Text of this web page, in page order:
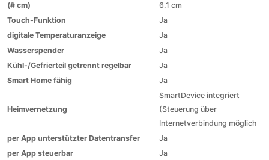
(# cm)
6.1 cm
Touch-Funktion
Ja
digitale Temperaturanzeige
Ja
Wasserspender
Ja
Kühl-/Gefrierteil getrennt regelbar
Ja
Smart Home fähig
Ja
Heimvernetzung
SmartDevice integriert
(Steuerung über
Internetverbindung möglich
per App unterstützter Datentransfer
Ja
per App steuerbar
Ja